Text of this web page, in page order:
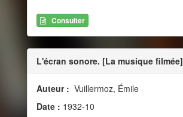
Consulter
L'écran sonore. [La musique filmée]
Auteur : Vuillermoz, Émile
Date : 1932-10